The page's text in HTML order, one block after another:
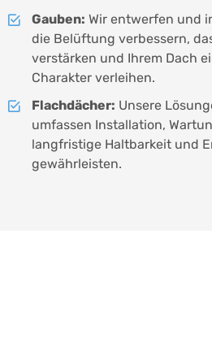
Gauben: Wir entwerfen und
die Belüftung verbessern,
verstärken und Ihrem Dach
Charakter verleihen.
Flachdächer: Unsere
umfassen Installation,
langfristige Haltbarkeit und
gewährleisten.